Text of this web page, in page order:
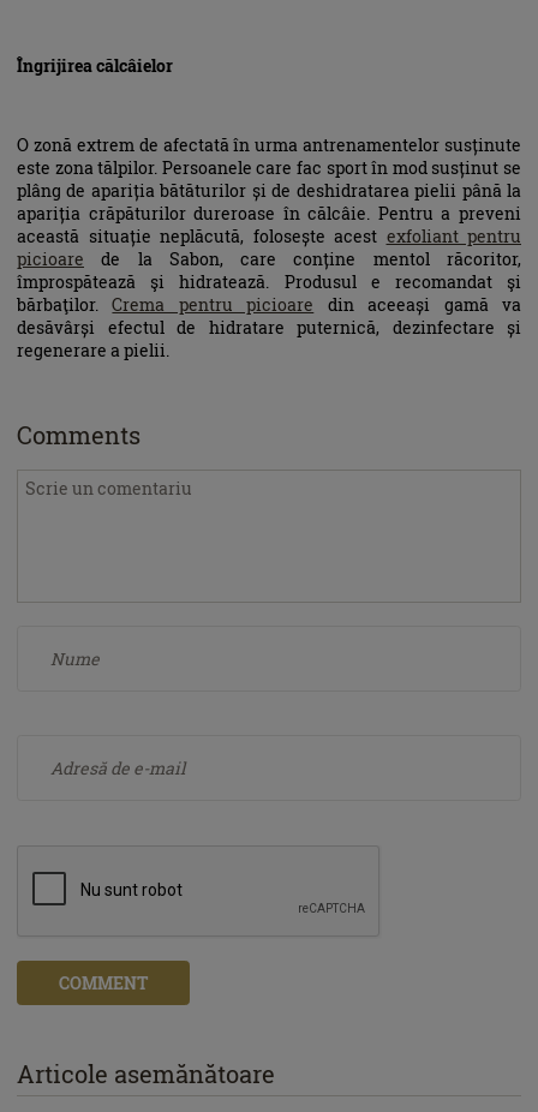
Îngrijirea călcâielor
O zonă extrem de afectată în urma antrenamentelor susținute
este zona tălpilor. Persoanele care fac sport în mod susținut se
plâng de apariția bătăturilor și de deshidratarea pielii până la
apariția crăpăturilor dureroase în călcâie. Pentru a preveni
această situație neplăcută, folosește acest exfoliant pentru
picioare de la Sabon, care conține mentol răcoritor,
împrospătează şi hidratează. Produsul e recomandat şi
bărbaţilor.Crema pentru picioare din aceeași gamă va
desăvârși efectul de hidratare puternică, dezinfectare și
regenerare a pielii.
Comments
COMMENT
Articole asemănătoare